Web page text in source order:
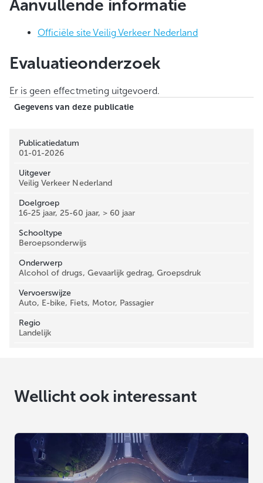
Aanvullende informatie
Officiële site Veilig Verkeer Nederland
Evaluatieonderzoek
Er is geen effectmeting uitgevoerd.
Gegevens van deze publicatie
Publicatiedatum
01-01-2026
Uitgever
Veilig Verkeer Nederland
Doelgroep
16-25 jaar, 25-60 jaar, > 60 jaar
Schooltype
Beroepsonderwijs
Onderwerp
Alcohol of drugs, Gevaarlijk gedrag, Groepsdruk
Vervoerswijze
Auto, E-bike, Fiets, Motor, Passagier
Regio
Landelijk
Wellicht ook interessant